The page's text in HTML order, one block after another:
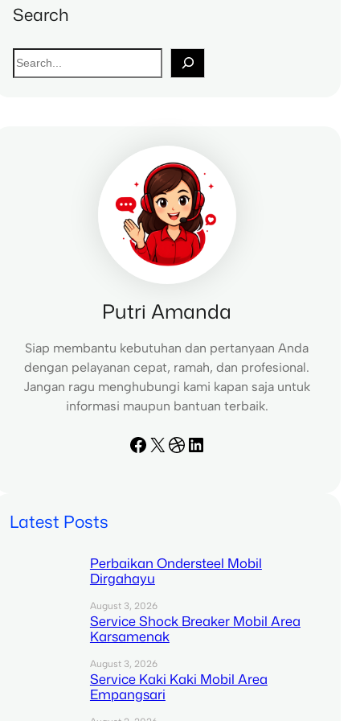
Search
S
e
Putri Amanda
Siap membantu kebutuhan dan pertanyaan Anda
dengan pelayanan cepat, ramah, dan profesional.
Jangan ragu menghubungi kami kapan saja untuk
informasi maupun bantuan terbaik.
Facebook X Dribbble LinkedIn
Latest Posts
Perbaikan Ondersteel Mobil
Dirgahayu
August 3, 2026
Service Shock Breaker Mobil Area
Karsamenak
August 3, 2026
Service Kaki Kaki Mobil Area
Empangsari